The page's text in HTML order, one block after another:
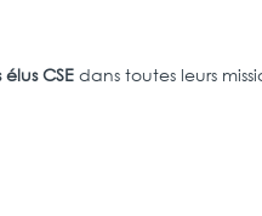
élus CSE dans toutes leurs